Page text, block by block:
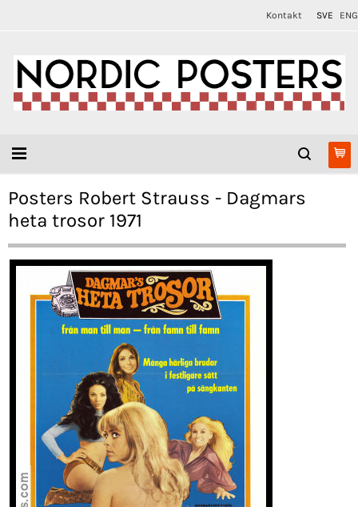
Kontakt SVE ENG
Posters Robert Strauss - Dagmars
heta trosor 1971